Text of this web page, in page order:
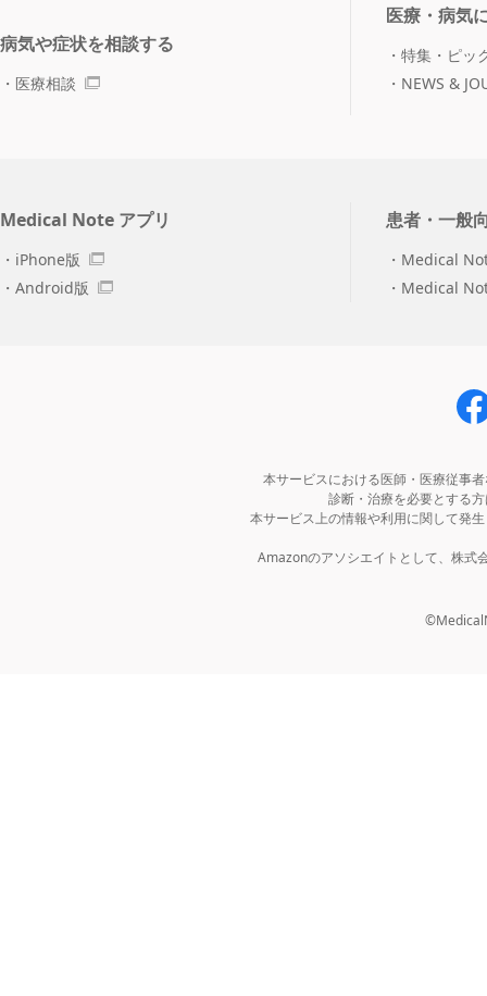
病気や症状を相談する
医療相談
医療・病気
特集・ピッ
NEWS &
Medical Note アプリ
iPhone版
Android版
患者・一般
Medical
Medical
本サービスにおける医師・医療従事
診断・治療を必要とする
本サービス上の情報や利用に関して発
Amazonのアソシエイトとして、株式